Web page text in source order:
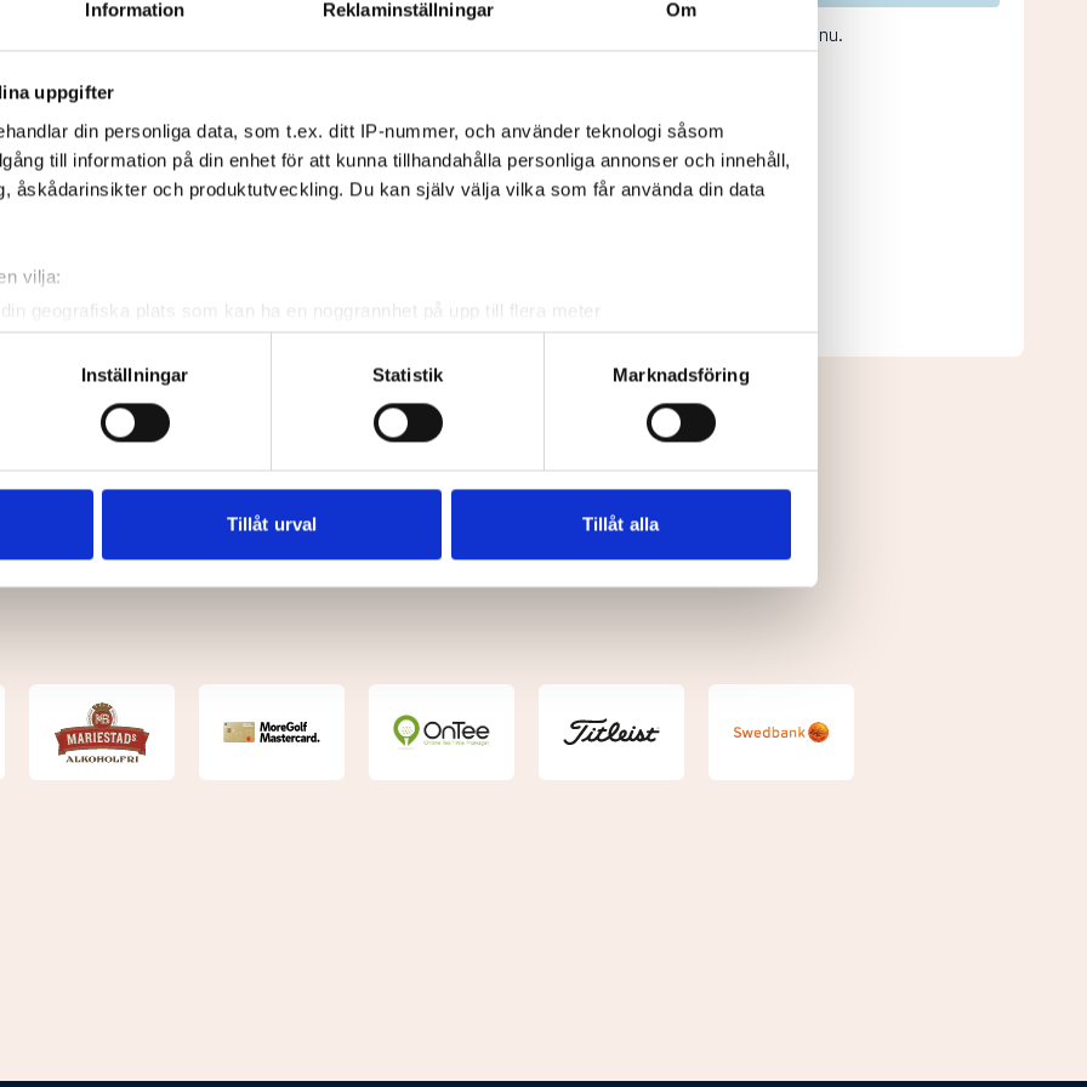
Information Reklaminställningar Om
uppgifter
din personliga data, som t.ex. ditt IP-nummer, och använder teknologi såsom
till information på din enhet för att kunna tillhandahålla personliga annonser och innehåll,
åskådarinsikter och produktutveckling. Du kan själv välja vilka som får använda din data
vilja:
geografiska plats som kan ha en noggrannhet på upp till flera meter
att aktivt skanna den för specifika kännetecken (fingeravtryck)
uppgifter behandlas och ställ in dina preferenser i
detaljsektionen. Du kan ändra
som helst från cookie-förklaringen.
trafik. Vi vidarebefordrar även sådana identifierare och annan information från din enhet
och analysföretag som vi samarbetar med. Dessa kan i sin tur kombinera informationen
Inställningar Statistik Marknadsföring
Tillåt urval Tillåt alla
Inga resultat tillgängliga ännu.